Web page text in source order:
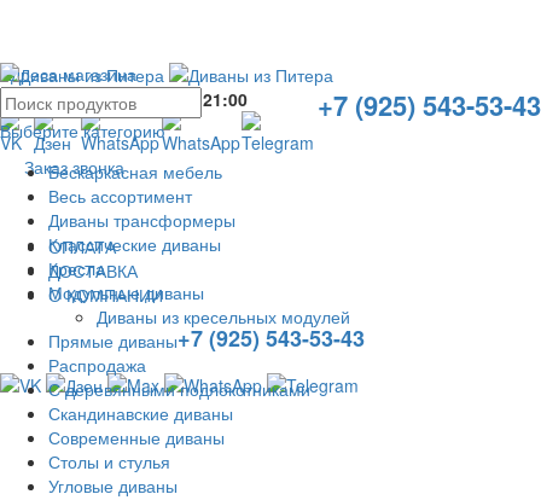
Адреса магазина
+7 (925) 543-53-43
Без выходных с10:00 21:00
Заказ звонка
ОПЛАТА
ДОСТАВКА
О КОМПАНИИ
+7 (925) 543-53-43
Выберите категорию
Бескаркасная мебель
Весь ассортимент
Диваны трансформеры
Классические диваны
Кресла
Модульные диваны
Диваны из кресельных модулей
Прямые диваны
Распродажа
С деревянными подлокотниками
Скандинавские диваны
Современные диваны
Столы и стулья
Угловые диваны